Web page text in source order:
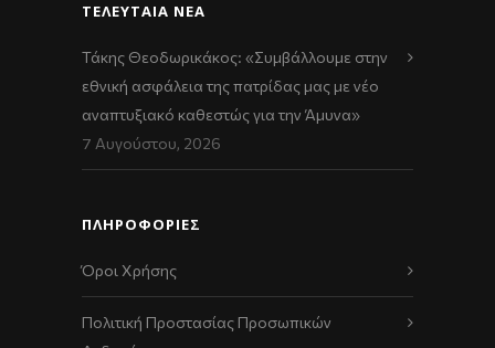
ΤΕΛΕΥΤΑΊΑ ΝΈΑ
Τάκης Θεοδωρικάκος: «Συμβάλλουμε στην
εθνική ασφάλεια της πατρίδας μας με νέο
αναπτυξιακό καθεστώς για την Άμυνα»
7 Αυγούστου, 2026
ΠΛΗΡΟΦΟΡΙΕΣ
Όροι Χρήσης
Πολιτική Προστασίας Προσωπικών